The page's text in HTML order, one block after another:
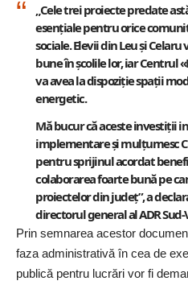
„Cele trei proiecte predate
esențiale pentru orice
sociale. Elevii din Leu și
bune în școlile lor, iar Centrul
va avea la dispoziție spații
energetic.
Mă bucur că aceste investiții
implementare și mulțumesc
pentru sprijinul acordat
colaborarea foarte bună pe
proiectelor din județ”, a
directorul general al ADR
Prin semnarea acestor
faza administrativă în cea de
publică pentru lucrări vor fi